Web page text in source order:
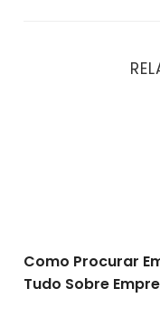
Como Procurar
Tudo Sobre